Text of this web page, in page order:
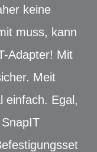
keine
muss, kann
Adapter! Mit
Meit
einfach. Egal,